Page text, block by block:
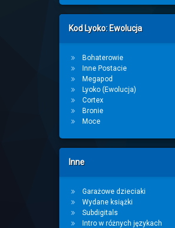
Kod Lyoko: Ewolucja
Bohaterowie
Inne Postacie
Megapod
Lyoko (Ewolucja)
Cortex
Bronie
Moce
Inne
Garażowe dzieciaki
Wydane książki
Subdigitals
Intro w różnych językach